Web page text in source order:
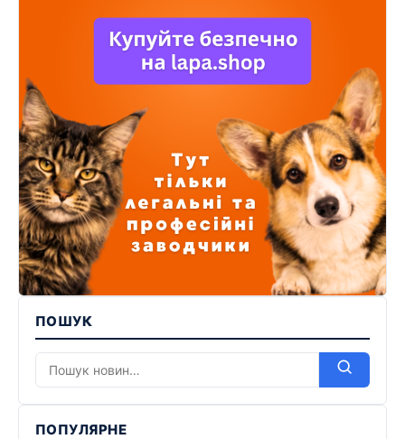
ПОШУК
ПОПУЛЯРНЕ